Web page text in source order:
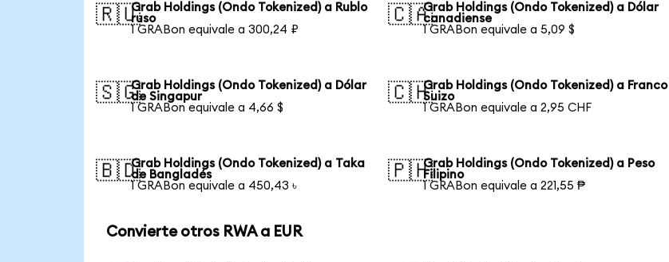
🇷🇺Grab Holdings (Ondo Tokenized) a Rublo
ruso
1 GRABon equivale a 300,24 ₽
🇨🇦Grab Holdings (Ondo Tokenized) a Dólar
canadiense
1 GRABon equivale a 5,09 $
🇸🇬Grab Holdings (Ondo Tokenized) a Dólar
de Singapur
1 GRABon equivale a 4,66 $
🇨🇭Grab Holdings (Ondo Tokenized) a Franco
Suizo
1 GRABon equivale a 2,95 CHF
🇧🇩Grab Holdings (Ondo Tokenized) a Taka
de Bangladés
1 GRABon equivale a 450,43 ৳
🇵🇭Grab Holdings (Ondo Tokenized) a Peso
Filipino
1 GRABon equivale a 221,55 ₱
Convierte otros RWA a EUR